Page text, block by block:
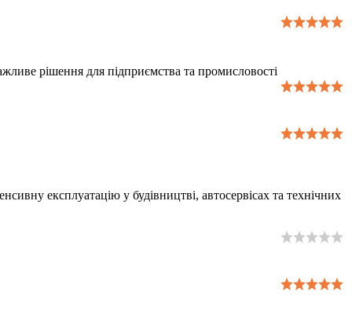
рішення для підприємства та промисловості
експлуатацію у будівництві, автосервісах та технічних